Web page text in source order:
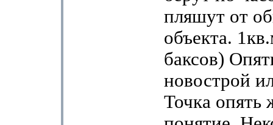
пляшут от
объекта.
баксов)
новострой
Точка опять